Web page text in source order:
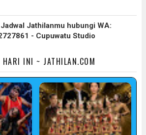
Jathilanmu hubungi WA:
- Cupuwatu Studio
HARI INI ~ JATHILAN.COM